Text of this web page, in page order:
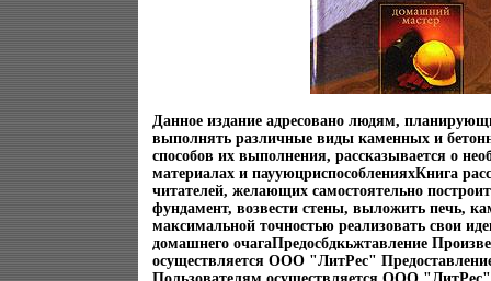
Данное издание адресовано людям,
выполнять различные виды каменных и
способов их выполнения, рассказывается о
материалах и паууюцриспособленияхКнига
читателей, желающих самостоятельно
фундамент, возвести стены, выложить печь,
максимальной точностью реализовать свои
домашнего очагаПредосбдкьжтавление
осуществляется ООО "ЛитРес"